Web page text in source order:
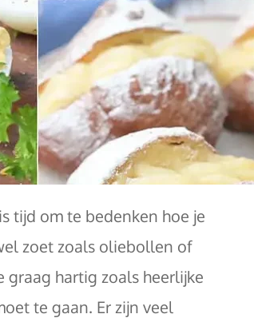
tijd om te bedenken hoe je
zoet zoals oliebollen of
hartig zoals heerlijke
te gaan. Er zijn veel